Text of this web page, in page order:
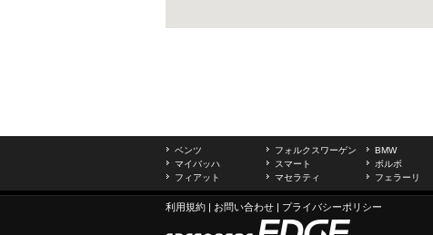
ベンツ フォルクスワーゲン BMW
マイバッハ
スマート ボルボ
フィアット
マセラティ フェラーリ
利用規約 | お問い合わせ | プライバシーポリシー